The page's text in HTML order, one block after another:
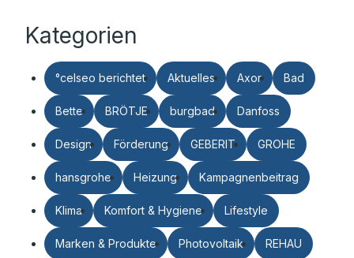
Kategorien
°celseo berichtet Aktuelles Axor Bad
Bette BRÖTJE burgbad Danfoss
Design Förderung GEBERIT GROHE
hansgrohe Heizung Kampagnenbeitrag
Klima Komfort & Hygiene Lifestyle
Marken & Produkte Photovoltaik REHAU